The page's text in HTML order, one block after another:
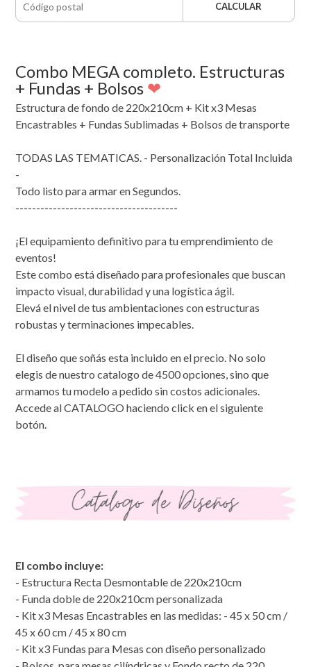
CALCULAR
Combo MEGA completo. Estructuras
+ Fundas + Bolsos ❤
Estructura de fondo de 220x210cm + Kit x3 Mesas
Encastrables + Fundas Sublimadas + Bolsos de transporte
TODAS LAS TEMATICAS. - Personalización Total Incluida
-
Todo listo para armar en Segundos.
---------------------------------------
¡El equipamiento definitivo para tu emprendimiento de
eventos!
Este combo está diseñado para profesionales que buscan
impacto visual, durabilidad y una logística ágil.
Elevá el nivel de tus ambientaciones con estructuras
robustas y terminaciones impecables.
El diseño que soñás esta incluido en el precio. No solo
elegis de nuestro catalogo de 4500 opciones, sino que
armamos tu modelo a pedido sin costos adicionales.
Accede al CATALOGO haciendo click en el siguiente
botón.
El combo incluye:
- Estructura Recta Desmontable de 220x210cm
- Funda doble de 220x210cm personalizada
- Kit x3 Mesas Encastrables en las medidas: - 45 x 50 cm /
45 x 60 cm / 45 x 80 cm
- Kit x3 Fundas para Mesas con diseño personalizado